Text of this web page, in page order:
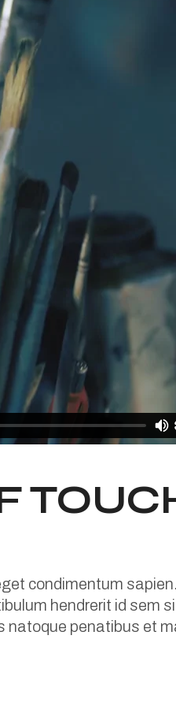
condimentum
hendrerit id sem
natoque penatibus et